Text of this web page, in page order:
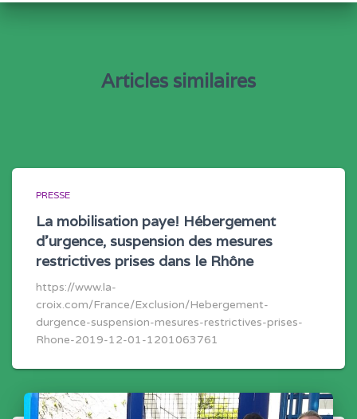
Articles similaires
PRESSE
La mobilisation paye! Hébergement
d’urgence, suspension des mesures
restrictives prises dans le Rhône
https://www.la-
croix.com/France/Exclusion/Hebergement-
durgence-suspension-mesures-restrictives-prises-
Rhone-2019-12-01-1201063761